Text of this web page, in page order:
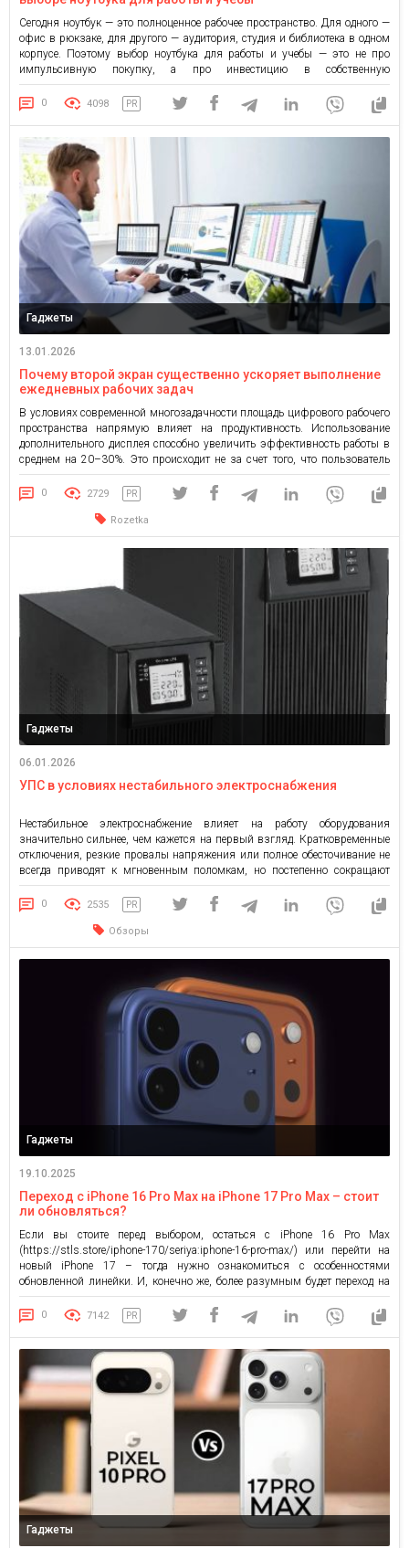
Сегодня ноутбук — это полноценное рабочее пространство. Для одного —
офис в рюкзаке, для другого — аудитория, студия и библиотека в одном
корпусе. Поэтому выбор ноутбука для работы и учебы — это не про
импульсивную покупку, а про инвестицию в собственную
продуктивность. Ошибка здесь ощущается каждый день: в медленной
загрузке, шуме вентилятора, уставших глазах и […]
0 4098 PR
Гаджеты
13.01.2026
Почему второй экран существенно ускоряет выполнение
ежедневных рабочих задач
В условиях современной многозадачности площадь цифрового рабочего
пространства напрямую влияет на продуктивность. Использование
дополнительного дисплея способно увеличить эффективность работы в
среднем на 20–30%. Это происходит не за счет того, что пользователь
начинает работать быстрее, а благодаря минимизации лишних действий
и снижению когнитивной нагрузки на мозг. Эффект расширенного
пространства Главная проблема работы на одном экране — […]
0 2729 PR
Rozetka
Гаджеты
06.01.2026
УПС в условиях нестабильного электроснабжения
Нестабильное электроснабжение влияет на работу оборудования
значительно сильнее, чем кажется на первый взгляд. Кратковременные
отключения, резкие провалы напряжения или полное обесточивание не
всегда приводят к мгновенным поломкам, но постепенно сокращают
ресурс электроники, вызывают сбои в автоматике и потерю данных.
Именно поэтому в таких условиях целесообразно заказать ИБП на сайте
220volt как инженерное решение для защиты критически […]
0 2535 PR
Обзоры
Гаджеты
19.10.2025
Переход с iPhone 16 Pro Max на iPhone 17 Pro Max – стоит
ли обновляться?
Если вы стоите перед выбором, остаться с iPhone 16 Pro Max
(https://stls.store/iphone-170/seriya:iphone-16-pro-max/) или перейти на
новый iPhone 17 – тогда нужно ознакомиться с особенностями
обновленной линейки. И, конечно же, более разумным будет переход на
iPhone 17 Pro Max, который называют смартфоном для максималистов и
технологическим гигантом. Так ли это? Давайте разбираться. Сравнение
iPhone 17 Pro […]
0 7142 PR
Гаджеты